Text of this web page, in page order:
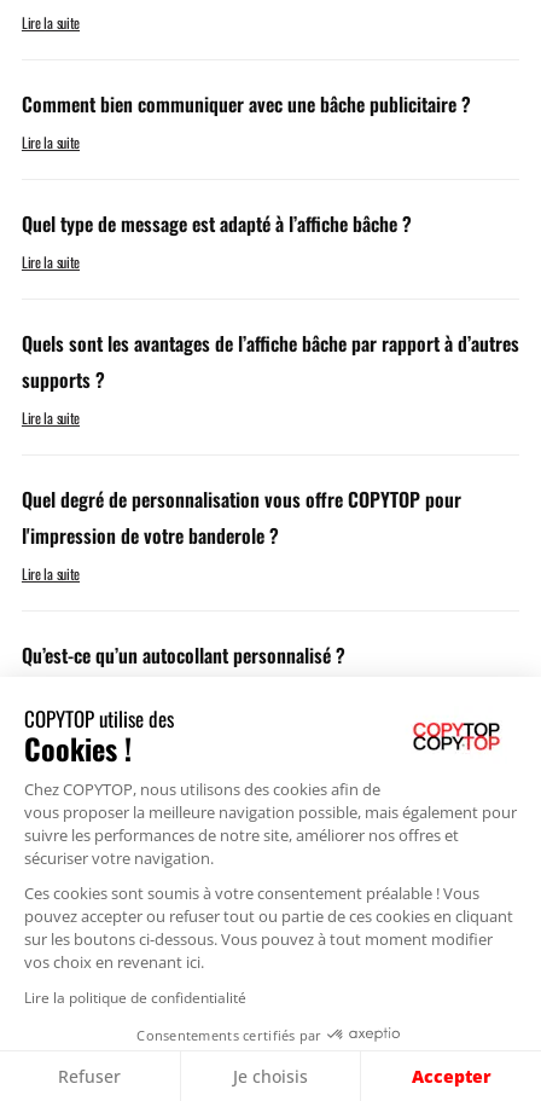
Lire la suite
Comment bien communiquer avec une bâche publicitaire ?
Lire la suite
Quel type de message est adapté à l’affiche bâche ?
Lire la suite
Quels sont les avantages de l’affiche bâche par rapport à d’autres
supports ?
Lire la suite
Quel degré de personnalisation vous offre COPYTOP pour
l'impression de votre banderole ?
Lire la suite
Qu’est-ce qu’un autocollant personnalisé ?
Quel est le rôle marketing de l’autocollant personnalisable ?
Lire la suite
Quel est l’avantage de l’autocollant à imprimer pour votre
communication ?
Lire la suite
A quel degré est paramétrable votre autocollant à imprimer ?
Lire la suite
COPYTOP utilise des
Cookies !
Chez COPYTOP, nous utilisons des cookies afin de
vous proposer la meilleure navigation possible, mais également pour
suivre les performances de notre site, améliorer nos offres et
sécuriser votre navigation.
Ces cookies sont soumis à votre consentement préalable ! Vous
pouvez accepter ou refuser tout ou partie de ces cookies en cliquant
sur les boutons ci-dessous. Vous pouvez à tout moment modifier
vos choix en revenant ici.
Lire la politique de confidentialité
Consentements certifiés par
Refuser Je choisis Accepter